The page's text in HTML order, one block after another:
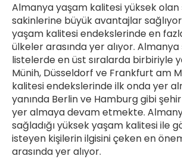
Almanya yaşam kalitesi yüksek
sakinlerine büyük avantajlar
yaşam kalitesi endekslerinde en
ülkeler arasında yer alıyor.
listelerde en üst sıralarda birbiriyle
Münih, Düsseldorf ve Frankfurt am
kalitesi endekslerinde ilk onda yer
yanında Berlin ve Hamburg gibi
yer almaya devam etmekte.
sağladığı yüksek yaşam kalitesi ile
isteyen kişilerin ilgisini çeken en
arasında yer alıyor.